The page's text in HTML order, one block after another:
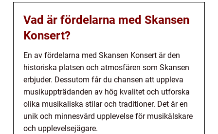
Vad är fördelarna med Skansen
Konsert?
En av fördelarna med Skansen Konsert är den
historiska platsen och atmosfären som Skansen
erbjuder. Dessutom får du chansen att uppleva
musikuppträdanden av hög kvalitet och utforska
olika musikaliska stilar och traditioner. Det är en
unik och minnesvärd upplevelse för musikälskare
och upplevelsejägare.